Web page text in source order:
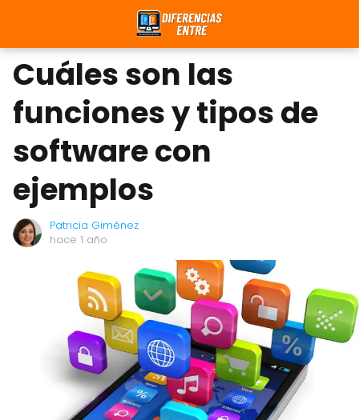
Cuáles son las
funciones y tipos de
software con
ejemplos
Patricia Giménez
hace 1 año